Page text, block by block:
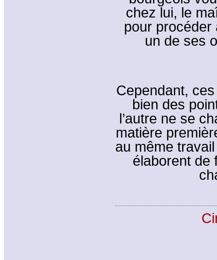
chez lui, le
pour procéder
un de ses
Cependant,
bien des
l’autre ne se
matière
au même
élaborent de